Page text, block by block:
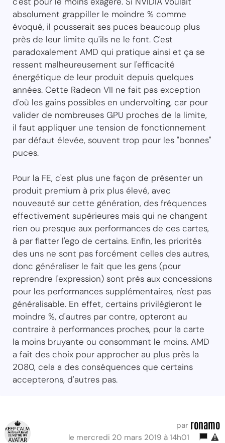
absolument grappiller le moindre % comme
évoqué, il pousserait ses puces beaucoup plus
près de leur limite qu'ils ne le font. C'est
paradoxalement AMD qui pratique ainsi et ça se
ressent malheureusement sur l'efficacité
énergétique de leur produit depuis quelques
années. Cette Radeon VII ne fait pas exception
d'où les gains possibles en undervolting, car pour
valider de nombreuses GPU proches de la limite,
il faut appliquer une tension de fonctionnement
par défaut élevée, souvent trop pour les "bonnes"
puces.
Pour la FE, c'est plus une façon de présenter un
produit premium à prix plus élevé, avec
nouveauté sur cette génération, des fréquences
effectivement supérieures mais qui ne changent
rien ou presque aux performances de ces cartes,
à par flatter l'ego de certains. Enfin, les priorités
des uns ne sont pas forcément celles des autres,
donc généraliser le fait que les gens (pour
reprendre l'expression) sont près aux concessions
pour les performances supplémentaires, n'est pas
généralisable. En effet, certains privilégieront le
moindre %, d'autres par contre, opteront au
contraire à performances proches, pour la carte
la moins bruyante ou consommant le moins. AMD
a fait des choix pour approcher au plus près la
2080, cela a des conséquences que certains
accepterons, d'autres pas.
par ronamo
le mercredi 20 mars 2019 à 14h01